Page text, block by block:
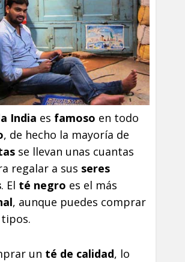
India es famoso en todo
, de hecho la mayoría de
se llevan unas cuantas
regalar a sus seres
. El té negro es el más
, aunque puedes comprar
un té de calidad, lo